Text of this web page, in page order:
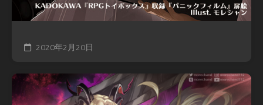
2020年2月20日